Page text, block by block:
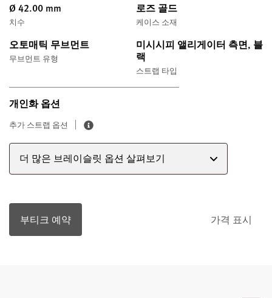
Ø 42.00 mm
치수
로즈 골드
케이스 소재
오토매틱 무브먼트
무브먼트 유형
미시시피 앨리게이터 측면, 블
랙
스트랩 타입
개인화 옵션
추가 스트랩 옵션
더 많은 브레이슬릿 옵션 살펴보기
부티크 예약 가격 표시